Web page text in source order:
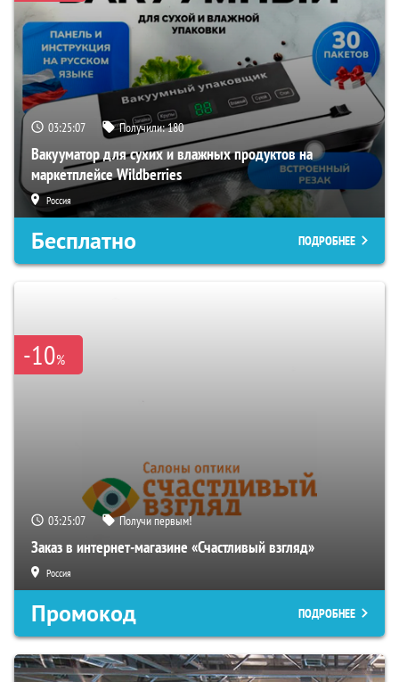
03:25:06 Получили:180
Вакууматор для сухих и влажных продуктов на
маркетплейсе Wildberries
Россия
Бесплатно ПОДРОБНЕЕ
-10%
03:25:06 Получи первым!
Заказ в интернет-магазине «Счастливый взгляд»
Россия
Промокод ПОДРОБНЕЕ